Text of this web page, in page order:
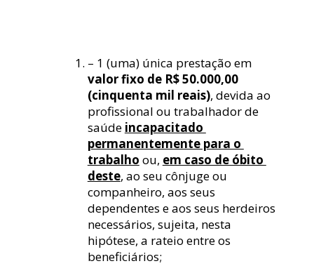
– 1 (uma) única prestação em
valor fixo de R$ 50.000,00
(cinquenta mil reais), devida ao
profissional ou trabalhador de
saúde incapacitado
permanentemente para o
trabalho ou, em caso de óbito
deste, ao seu cônjuge ou
companheiro, aos seus
dependentes e aos seus herdeiros
necessários, sujeita, nesta
hipótese, a rateio entre os
beneficiários;